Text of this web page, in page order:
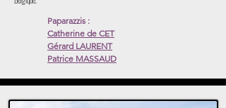
Paparazzis :
Catherine de CET
Gérard LAURENT
Patrice MASSAUD
Lien sur les noms